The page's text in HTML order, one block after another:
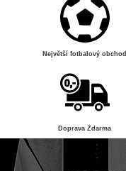
Největší fotbalový obchod
Doprava Zdarma